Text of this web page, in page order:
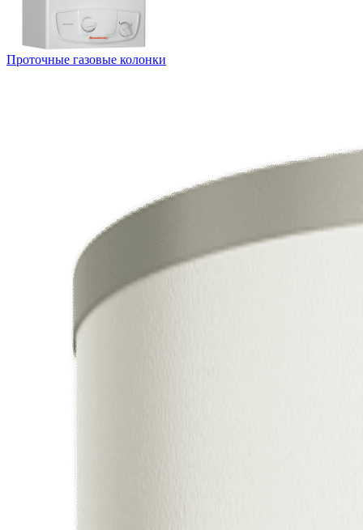
Проточные газовые колонки